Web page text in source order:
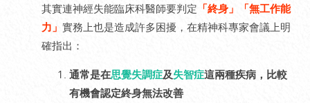
其實連神經失能臨床科醫師要判定 「終身」「無工作能
力」 實務上也是造成許多困擾，在精神科專家會議上明
確指出：
通常是在思覺失調症及失智症這兩種疾病，比較
有機會認定終身無法改善